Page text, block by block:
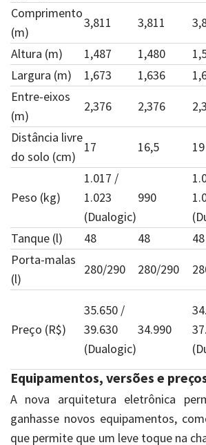
Comprimento
(m)
3,811 3,811
Altura (m)
1,487 1,480
Largura (m)
1,673 1,636
Entre-eixos
(m)
2,376 2,376
Distância livre
do solo (cm)
17 16,5 19
Peso (kg)
1.017 /
1.023
(Dualogic)
990
Tanque (l) 48 48 48
Porta-malas
(l)
280/290 280/290
Preço (R$)
35.650 /
39.630
(Dualogic)
34.990
Equipamentos, versões e
A nova arquitetura eletrônica
ganhasse novos equipamentos,
que permite que um leve toque na